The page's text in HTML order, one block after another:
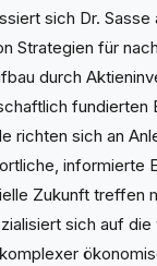
sich Dr. Sasse
Strategien für
durch
fundierten
richten sich an
informierte
Zukunft treffen
sich auf